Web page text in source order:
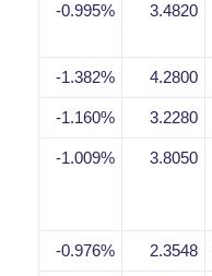
3.4820
0.995%-
4.2800
1.382%-
3.2280
1.160%-
3.8050
1.009%-
2.3548
0.976%-